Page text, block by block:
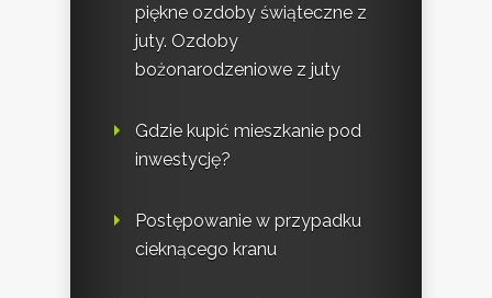
piękne ozdoby świąteczne z
juty. Ozdoby
bożonarodzeniowe z juty
Gdzie kupić mieszkanie pod
inwestycję?
Postępowanie w przypadku
cieknącego kranu